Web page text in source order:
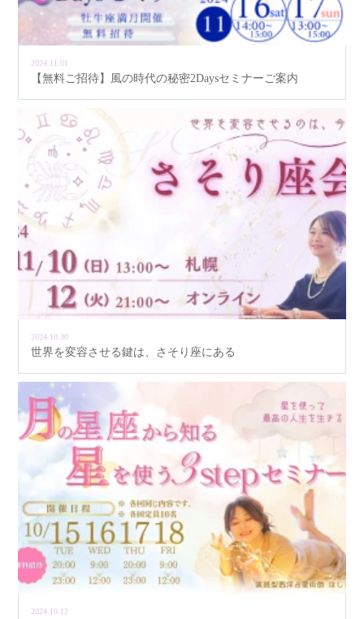
2024.11.01
【無料ご招待】風の時代の秘密2Daysセミナーご案内
2024.10.30
世界を変容させる鍵は、さそり座にある
2024.10.12